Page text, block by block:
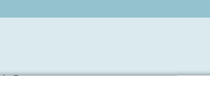
Zoetermeer